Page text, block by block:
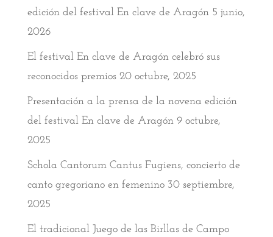
edición del festival En clave de Aragón 5 junio,
2026
El festival En clave de Aragón celebró sus
reconocidos premios 20 octubre, 2025
Presentación a la prensa de la novena edición
del festival En clave de Aragón 9 octubre,
2025
Schola Cantorum Cantus Fugiens, concierto de
canto gregoriano en femenino 30 septiembre,
2025
El tradicional Juego de las Birllas de Campo